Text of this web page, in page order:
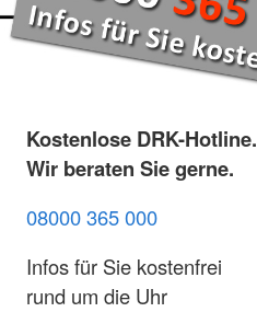
Kostenlose DRK-Hotline.
Wir beraten Sie gerne.
08000 365 000
Infos für Sie kostenfrei
rund um die Uhr